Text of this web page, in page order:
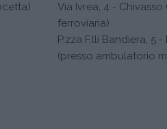
Via Ivrea, 4 -
ferroviaria)
P.zza F.lli Bandiera, 5
(presso ambulatorio